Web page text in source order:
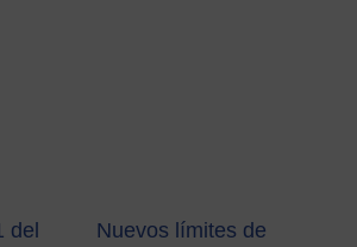
del Nuevos límites de